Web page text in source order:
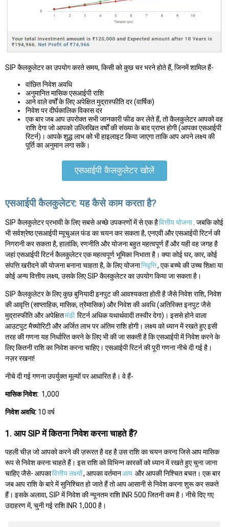
SIP कैलकुलेटर का उपयोग करते समय, किसी को कुछ चर भरने होते हैं, जिनमें शामिल हैं-
वांछित निवेश अवधि
अनुमानित मासिक एसआईपी राशि
आने वाले वर्षों के लिए अपेक्षित मुद्रास्फीति दर (वार्षिक)
निवेश पर दीर्घकालिक विकास दर
एक बार जब आप उपरोक्त सभी जानकारी फीड कर लेते हैं, तो कैलकुलेटर आपको वह
राशि देगा जो आपको उल्लिखित वर्षों की संख्या के बाद प्राप्त होगी (आपका एसआईपी
रिटर्न)। आपके शुद्ध लाभ को भी हाइलाइट किया जाएगा ताकि आप अपने लक्ष्य की
पूर्ति का अनुमान लगा सकें।
एसआईपी कैलकुलेटर खोलें
एसआईपी कैलकुलेटर: यह कैसे काम करता है?
SIP कैलकुलेटर प्रभावी के लिए सबसे अच्छे उपकरणों में से एक हैवित्तीय योजना . जबकि कोई
भी सर्वश्रेष्ठ एसआईपी म्यूचुअल फंड का चयन कर सकता है, एनएवी और एसआईपी रिटर्न की
निगरानी कर सकता है, हालांकि, रणनीति और योजना बहुत महत्वपूर्ण हैं और यही वह जगह है
जहां एसआईपी रिटर्न कैलकुलेटर एक महत्वपूर्ण भूमिका निभाता है। क्या कोई घर, कार, कोई
संपत्ति खरीदने की योजना बनाना चाहता है, के लिए योजनानिवृत्ति, एक बच्चे की उच्च शिक्षा या
कोई अन्य वित्तीय लक्ष्य, उसके लिए SIP कैलकुलेटर का उपयोग किया जा सकता है।
SIP कैलकुलेटर के लिए कुछ बुनियादी इनपुट की आवश्यकता होती है जैसे निवेश राशि, निवेश
की आवृत्ति (साप्ताहिक, मासिक, त्रैमासिक) और निवेश की अवधि (अतिरिक्त इनपुट जैसे
मुद्रास्फीति और अपेक्षितमंडी रिटर्न अधिक यथार्थवादी तस्वीर देगा)। इससे होने वाला
आउटपुट मैच्योरिटी और अर्जित लाभ पर अंतिम राशि होगी। लक्ष्य को ध्यान में रखते हुए इसी
तरह की गणना यह निर्धारित करने के लिए भी की जा सकती है कि एसआईपी में निवेश करने के
लिए कितनी राशि का निवेश करना चाहिए। एसआईपी रिटर्न की पूरी गणना नीचे दी गई है।
नज़र रखना!
नीचे दी गई गणना उपर्युक्त मूल्यों पर आधारित है। वे हैं-
मासिक निवेश: ₹ 1,000
निवेश अवधि: 10 वर्ष
1. आप SIP में कितना निवेश करना चाहते हैं?
पहली चीज़ जो आपको करने की ज़रूरत है वह है उस राशि का चयन करना जिसे आप मासिक
रूप से निवेश करना चाहते हैं। इस राशि को विभिन्न कारकों को ध्यान में रखते हुए चुना जाना
चाहिए जैसे- आपकावित्तीय लक्ष्यों, आपका वर्तमानआय और आपकी निश्चित बचत। एक बार
जब आप राशि के बारे में सुनिश्चित हो जाते हैं तो आप आसानी से निवेश करना शुरू कर सकते
हैं। इसके अलावा, SIP में निवेश की न्यूनतम राशि INR 500 जितनी कम है। नीचे दिए गए
उदाहरण में, चुनी गई राशि INR 1,000 है।